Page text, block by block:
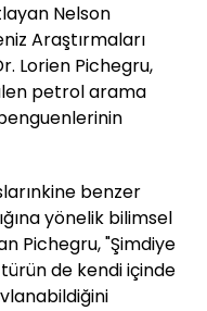
Nelson
Araştırmaları
Lorien Pichegru,
petrol arama
benzer
yönelik bilimsel
Pichegru, "Şimdiye
de kendi içinde